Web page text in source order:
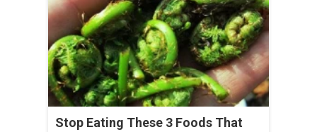
Stop Eating These 3 Foods That